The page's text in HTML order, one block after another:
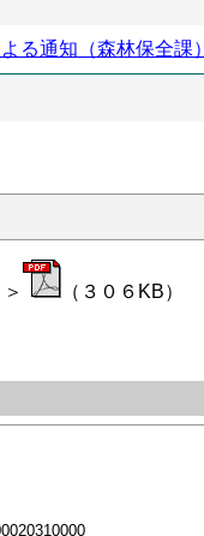
る通知（森林保全課）
（３０６KB）